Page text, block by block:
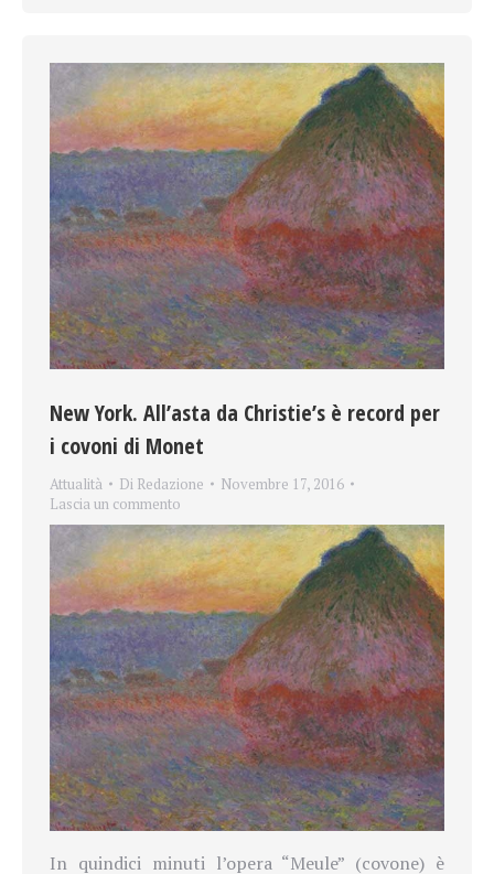
New York. All’asta da Christie’s è record per
i covoni di Monet
Attualità Di Redazione
Novembre 17, 2016
Lascia un commento
In quindici minuti l’opera “Meule” (covone) è